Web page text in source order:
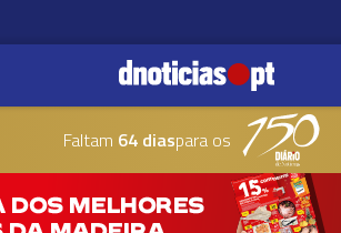
Faltam 64 diaspara os